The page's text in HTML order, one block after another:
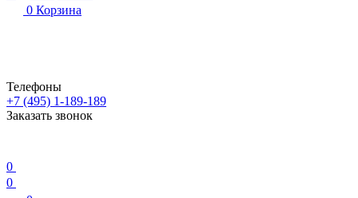
0 Корзина
Телефоны
+7 (495) 1-189-189
Заказать звонок
0
0